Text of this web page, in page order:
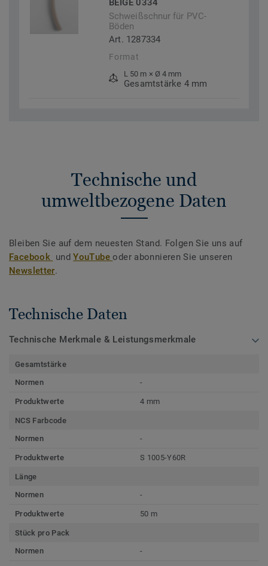
BEIGE 0334
Schweißschnur für PVC-
Böden
Art. 1287334
Format
L 50 m × Ø 4 mm
Gesamtstärke 4 mm
Technische und
umweltbezogene Daten
Bleiben Sie auf dem neuesten Stand. Folgen Sie uns auf
Facebook undYouTubeoder abonnieren Sie unseren
Newsletter.
Technische Daten
Technische Merkmale & Leistungsmerkmale
Gesamtstärke
Normen
-
Produktwerte 4 mm
NCS Farbcode
Normen
-
Produktwerte S 1005-Y60R
Länge
Normen
-
Produktwerte 50 m
Stück pro Pack
Normen
-